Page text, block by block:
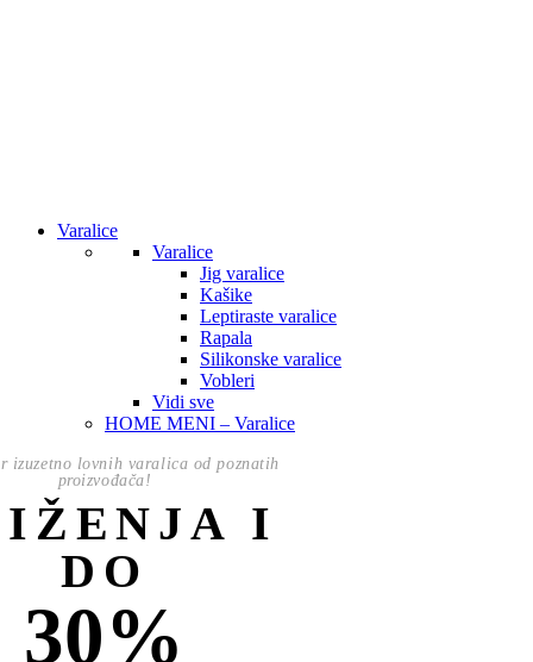
Varalice
Varalice
Jig varalice
Kašike
Leptiraste varalice
Rapala
Silikonske varalice
Vobleri
Vidi sve
HOME MENI – Varalice
izuzetno lovnih varalica od poznatih
proizvođača!
I
DO
30%